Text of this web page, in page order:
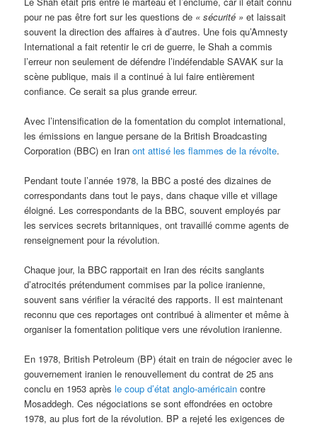
pour ne pas être fort sur les questions de « sécurité » et laissait
souvent la direction des affaires à d’autres. Une fois qu’Amnesty
International a fait retentir le cri de guerre, le Shah a commis
l’erreur non seulement de défendre l’indéfendable SAVAK sur la
scène publique, mais il a continué à lui faire entièrement
confiance. Ce serait sa plus grande erreur.
Avec l’intensification de la fomentation du complot international,
les émissions en langue persane de la British Broadcasting
Corporation (BBC) en Iranont attisé les flammes de la révolte.
Pendant toute l’année 1978, la BBC a posté des dizaines de
correspondants dans tout le pays, dans chaque ville et village
éloigné. Les correspondants de la BBC, souvent employés par
les services secrets britanniques, ont travaillé comme agents de
renseignement pour la révolution.
Chaque jour, la BBC rapportait en Iran des récits sanglants
d’atrocités prétendument commises par la police iranienne,
souvent sans vérifier la véracité des rapports. Il est maintenant
reconnu que ces reportages ont contribué à alimenter et même à
organiser la fomentation politique vers une révolution iranienne.
En 1978, British Petroleum (BP) était en train de négocier avec le
gouvernement iranien le renouvellement du contrat de 25 ans
conclu en 1953 aprèsle coup d’état anglo-américain contre
Mosaddegh. Ces négociations se sont effondrées en octobre
1978, au plus fort de la révolution. BP a rejeté les exigences de